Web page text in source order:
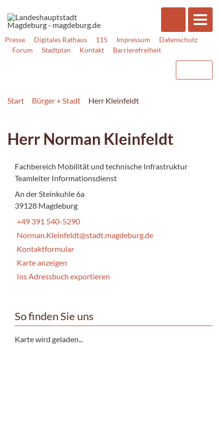
Presse Digitales Rathaus 115 Impressum
Datenschutz
Forum
Stadtplan Kontakt Barrierefreiheit
Start Bürger + Stadt Herr Kleinfeldt
Herr Norman Kleinfeldt
Fachbereich Mobilität und technische Infrastruktur
Teamleiter Informationsdienst
An der Steinkuhle 6a
39128 Magdeburg
+49 391 540-5290
Norman.Kleinfeldt@stadt.magdeburg.de
Kontaktformular
Karte anzeigen
Ins Adressbuch exportieren
So finden Sie uns
Karte wird geladen...